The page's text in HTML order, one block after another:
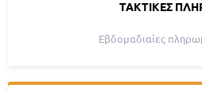
ΤΑΚΤΙΚΈΣ
Εβδομαδιαίες